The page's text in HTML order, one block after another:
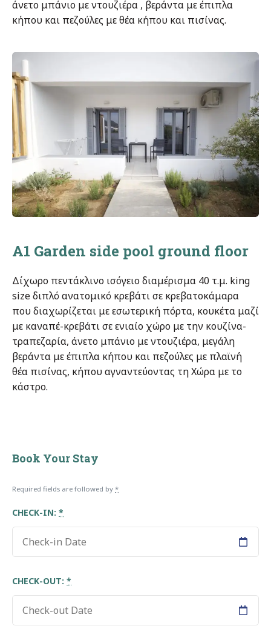
άνετο μπάνιο με ντουζιέρα , βεράντα με έπιπλα
κήπου και πεζούλες με θέα κήπου και πισίνας.
A1 Garden side pool ground floor
Δίχωρο πεντάκλινο ισόγειο διαμέρισμα 40 τ.μ. king
size διπλό ανατομικό κρεβάτι σε κρεβατοκάμαρα
που διαχωρίζεται με εσωτερική πόρτα, κουκέτα μαζί
με καναπέ-κρεβάτι σε ενιαίο χώρο με την κουζίνα-
τραπεζαρία, άνετο μπάνιο με ντουζιέρα, μεγάλη
βεράντα με έπιπλα κήπου και πεζούλες με πλαϊνή
θέα πισίνας, κήπου αγναντεύοντας τη Χώρα με το
κάστρο.
Book Your Stay
Required fields are followed by *
CHECK-IN: *
CHECK-OUT: *